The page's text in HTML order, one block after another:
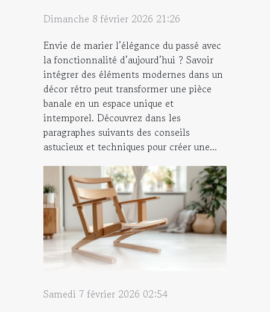
Dimanche 8 février 2026 21:26
Envie de marier l’élégance du passé avec
la fonctionnalité d’aujourd’hui ? Savoir
intégrer des éléments modernes dans un
décor rétro peut transformer une pièce
banale en un espace unique et
intemporel. Découvrez dans les
paragraphes suivants des conseils
astucieux et techniques pour créer une...
Samedi 7 février 2026 02:54